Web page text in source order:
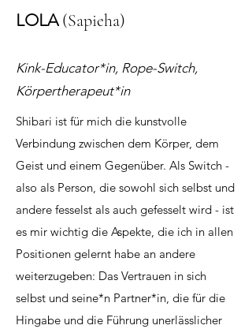
LOLA (Sapieha)
Kink-Educator*in, Rope-Switch,
Körpertherapeut*in
Shibari ist für mich die kunstvolle
Verbindung zwischen dem Körper, dem
Geist und einem Gegenüber. Als Switch -
also als Person, die sowohl sich selbst und
andere fesselst als auch gefesselt wird - ist
es mir wichtig die Aspekte, die ich in allen
Positionen gelernt habe an andere
weiterzugeben: Das Vertrauen in sich
selbst und seine*n Partner*in, die für die
Hingabe und die Führung unerlässlicher